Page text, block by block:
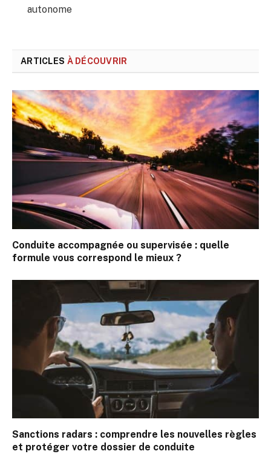
autonome
ARTICLES À DÉCOUVRIR
Conduite accompagnée ou supervisée : quelle
formule vous correspond le mieux ?
Sanctions radars : comprendre les nouvelles règles
et protéger votre dossier de conduite